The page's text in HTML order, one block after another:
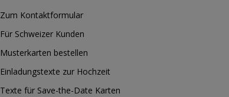
Zum Kontaktformular
Für Schweizer Kunden
Musterkarten bestellen
Einladungstexte zur Hochzeit
Texte für Save-the-Date Karten